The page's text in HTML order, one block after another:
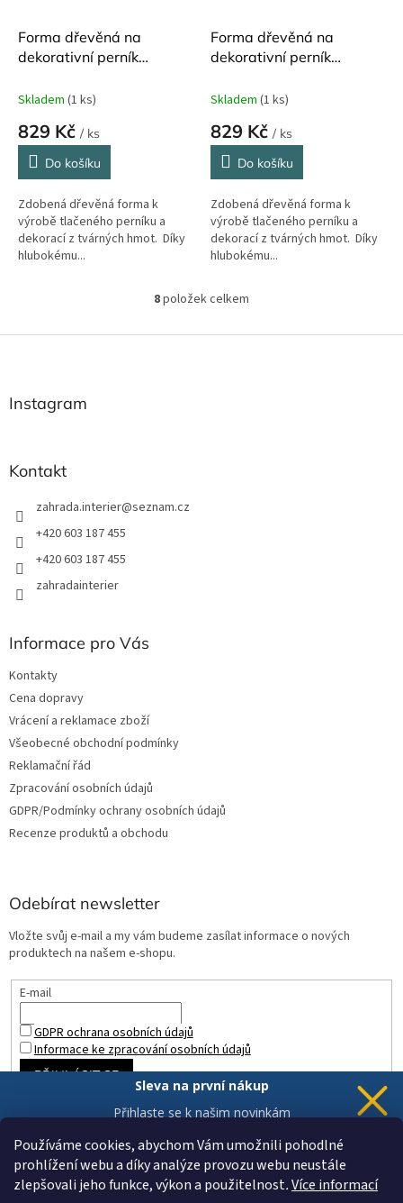
Používáme cookies, abychom Vám umožnili pohodlné
prohlížení webu a díky analýze provozu webu neustále
zlepšovali jeho funkce, výkon a použitelnost.Více informací
Forma dřevěná na
dekorativní perník
Skladem (1 ks)
829 Kč / ks
Do košíku
Zdobená dřevěná forma k
výrobě tlačeného perníku a
dekorací z tvárných hmot. Díky
hlubokému...
Forma dřevěná na
dekorativní perník
Skladem (1 ks)
829 Kč / ks
Do košíku
Zdobená dřevěná forma k
výrobě tlačeného perníku a
dekorací z tvárných hmot. Díky
hlubokému...
O
l
8položek celkem
Z
Instagram
Kontakt
zahrada.interier@seznam.cz
+420 603 187 455
+420 603 187 455
zahradainterier
Informace pro Vás
Kontakty
Cena dopravy
Vrácení a reklamace zboží
Všeobecné obchodní podmínky
Reklamační řád
Zpracování osobních údajů
GDPR/Podmínky ochrany osobních údajů
Recenze produktů a obchodu
Odebírat newsletter
Vložte svůj e-mail a my vám budeme zasílat informace o nových
produktech na našem e-shopu.
E-mail
GDPR ochrana osobních údajů
Informace ke zpracování osobních údajů
PŘIHLÁSIT SE
Sleva na první nákup
Přihlaste se k našim novinkám
Chci novinky a slevu